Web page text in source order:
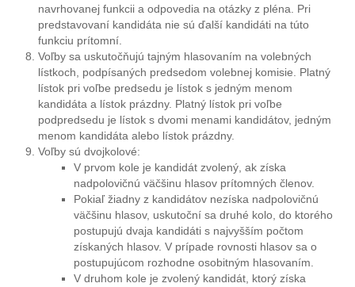
navrhovanej funkcii a odpovedia na otázky z pléna. Pri
predstavovaní kandidáta nie sú ďalší kandidáti na túto
funkciu prítomní.
Voľby sa uskutočňujú tajným hlasovaním na volebných
lístkoch, podpísaných predsedom volebnej komisie. Platný
lístok pri voľbe predsedu je lístok s jedným menom
kandidáta a lístok prázdny. Platný lístok pri voľbe
podpredsedu je lístok s dvomi menami kandidátov, jedným
menom kandidáta alebo lístok prázdny.
Voľby sú dvojkolové:
V prvom kole je kandidát zvolený, ak získa
nadpolovičnú väčšinu hlasov prítomných členov.
Pokiaľ žiadny z kandidátov nezíska nadpolovičnú
väčšinu hlasov, uskutoční sa druhé kolo, do ktorého
postupujú dvaja kandidáti s najvyšším počtom
získaných hlasov. V prípade rovnosti hlasov sa o
postupujúcom rozhodne osobitným hlasovaním.
V druhom kole je zvolený kandidát, ktorý získa